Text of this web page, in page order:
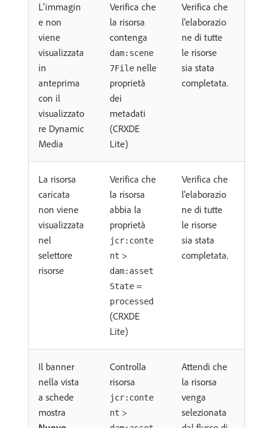
L’immagin
e non
viene
visualizzata
in
anteprima
con il
visualizzato
re Dynamic
Media
Verifica che
la risorsa
contenga
dam:scene
7File nelle
proprietà
dei
metadati
(CRXDE
Lite)
Verifica che
l'elaborazio
ne di tutte
le risorse
sia stata
completata.
La risorsa
caricata
non viene
visualizzata
nel
selettore
risorse
Verifica che
la risorsa
abbia la
proprietà
jcr:conte
nt >
dam:asset
State =
processed
(CRXDE
Lite)
Verifica che
l'elaborazio
ne di tutte
le risorse
sia stata
completata.
Il banner
nella vista
a schede
mostra
Controlla
risorsa
jcr:conte
nt >
Attendi che
la risorsa
venga
selezionata